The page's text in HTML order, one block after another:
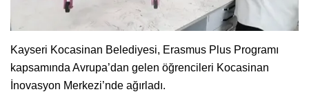
Kayseri Kocasinan Belediyesi, Erasmus Plus Programı
kapsamında Avrupa’dan gelen öğrencileri Kocasinan
İnovasyon Merkezi’nde ağırladı.